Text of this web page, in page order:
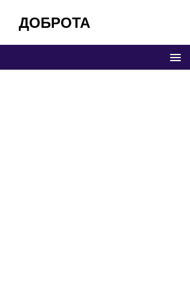
ДОБРОТА